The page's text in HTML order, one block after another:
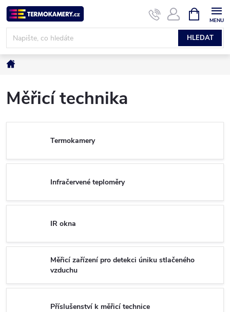
Přejít
na
obsah
HLEDAT
NÁKUPNÍ
KOŠÍK
Domů
Měřicí technika
Termokamery
Infračervené teploměry
IR okna
Měřicí zařízení pro detekci úniku stlačeného
vzduchu
Příslušenství k měřicí technice